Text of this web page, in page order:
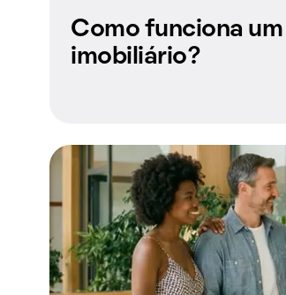
Como funciona
imobiliário?